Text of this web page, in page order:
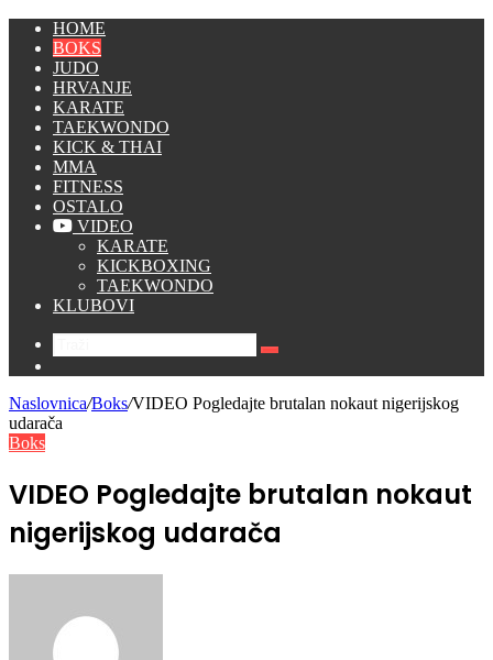
HOME
BOKS
JUDO
HRVANJE
KARATE
TAEKWONDO
KICK & THAI
MMA
FITNESS
OSTALO
VIDEO
KARATE
KICKBOXING
TAEKWONDO
KLUBOVI
Traži
Naslovnica/Boks/VIDEO Pogledajte brutalan nokaut nigerijskog
udarača
Boks
VIDEO Pogledajte brutalan nokaut
nigerijskog udarača